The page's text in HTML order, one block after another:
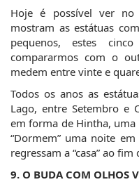
Hoje é possível ver no
mostram as estátuas
pequenos, estes
compararmos com o
medem entre vinte e
Todos os anos as
Lago, entre Setembro e
em forma de Hintha,
“Dormem” uma noite
regressam a “casa” ao
9. O BUDA COM OLHOS